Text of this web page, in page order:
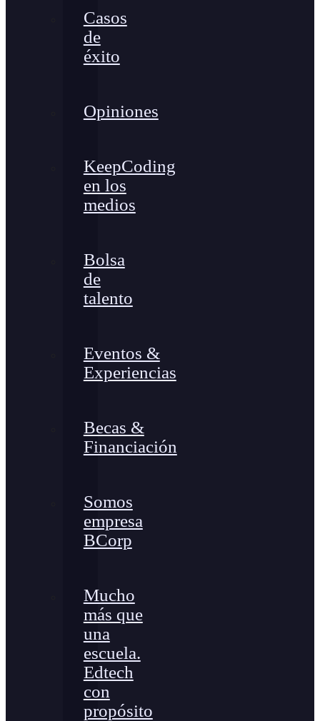
Casos
de
éxito
Opiniones
KeepCoding
en los
medios
Bolsa
de
talento
Eventos &
Experiencias
Becas &
Financiación
Somos
empresa
BCorp
Mucho
más que
una
escuela.
Edtech
con
propósito